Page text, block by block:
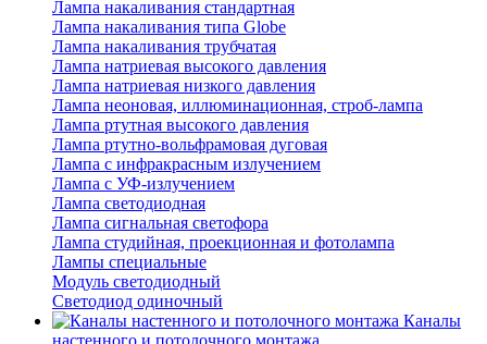
Лампа накаливания стандартная
Лампа накаливания типа Globe
Лампа накаливания трубчатая
Лампа натриевая высокого давления
Лампа натриевая низкого давления
Лампа неоновая, иллюминационная, строб-лампа
Лампа ртутная высокого давления
Лампа ртутно-вольфрамовая дуговая
Лампа с инфракрасным излучением
Лампа с УФ-излучением
Лампа светодиодная
Лампа сигнальная светофора
Лампа студийная, проекционная и фотолампа
Лампы специальные
Модуль светодиодный
Светодиод одиночный
Каналы
настенного и потолочного монтажа